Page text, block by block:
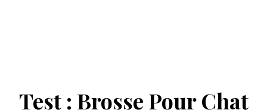
Test : Brosse Pour Chat